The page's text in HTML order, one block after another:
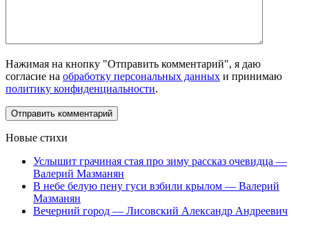
Нажимая на кнопку "Отправить комментарий", я даю
согласие на обработку персональных данных и принимаю
политику конфиденциальности.
Новые стихи
Услышит грачиная стая про зиму рассказ очевидца —
Валерий Мазманян
В небе белую пену гуси взбили крылом — Валерий
Мазманян
Вечерний город — Лисовский Александр Андреевич